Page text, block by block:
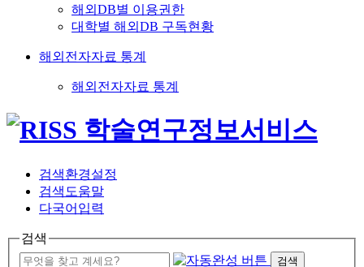
해외DB별 이용권한
대학별 해외DB 구독현황
해외전자자료 통계
해외전자자료 통계
검색환경설정
검색도움말
다국어입력
검색
검색